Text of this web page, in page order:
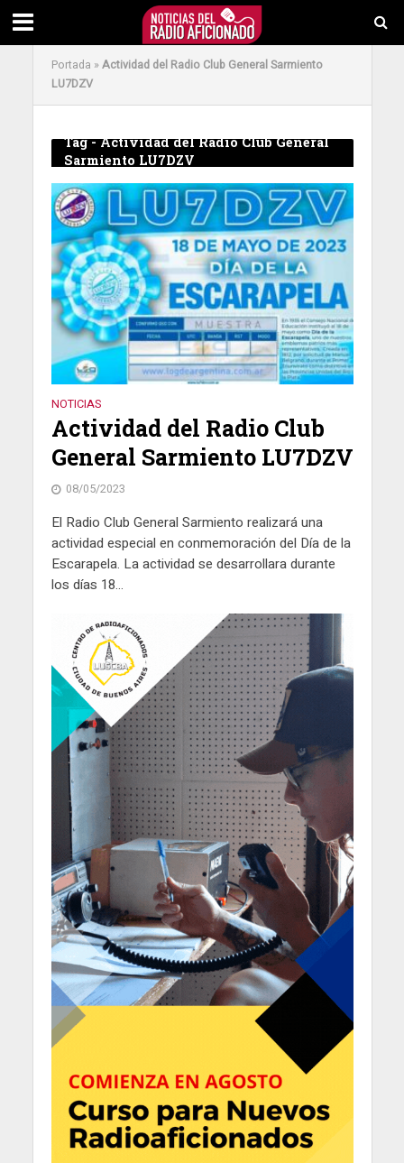
Portada »Actividad del Radio Club General Sarmiento
LU7DZV
Tag - Actividad del Radio Club General
Sarmiento LU7DZV
NOTICIAS
Actividad del Radio Club
General Sarmiento LU7DZV
08/05/2023
El Radio Club General Sarmiento realizará una
actividad especial en conmemoración del Día de la
Escarapela. La actividad se desarrollara durante
los días 18...